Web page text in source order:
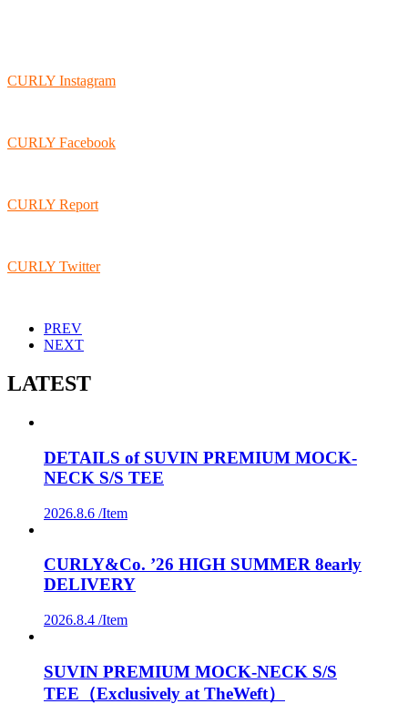
CURLY Instagram
CURLY Facebook
CURLY Report
CURLY Twitter
PREV
NEXT
LATEST
DETAILS of SUVIN PREMIUM MOCK-
NECK S/S TEE
2026.8.6 /Item
CURLY&Co. ’26 HIGH SUMMER 8early
DELIVERY
2026.8.4 /Item
SUVIN PREMIUM MOCK-NECK S/S
TEE（Exclusively at TheWeft）